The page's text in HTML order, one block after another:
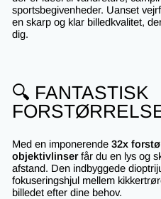
sportsbegivenheder. Uanset
en skarp og klar billedkvalitet,
dig.
🔍 FANTASTISK
Med en imponerende 32x
objektivlinserfår du en lys og
afstand. Den indbyggede
fokuseringshjul mellem
billedet efter dine behov.